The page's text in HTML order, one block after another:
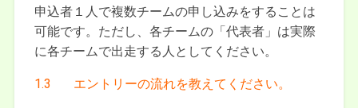
申込者１人で複数チームの申し込みをすることは
可能です。ただし、各チームの「代表者」は実際
に各チームで出走する人としてください。
1.3 エントリーの流れを教えてください。